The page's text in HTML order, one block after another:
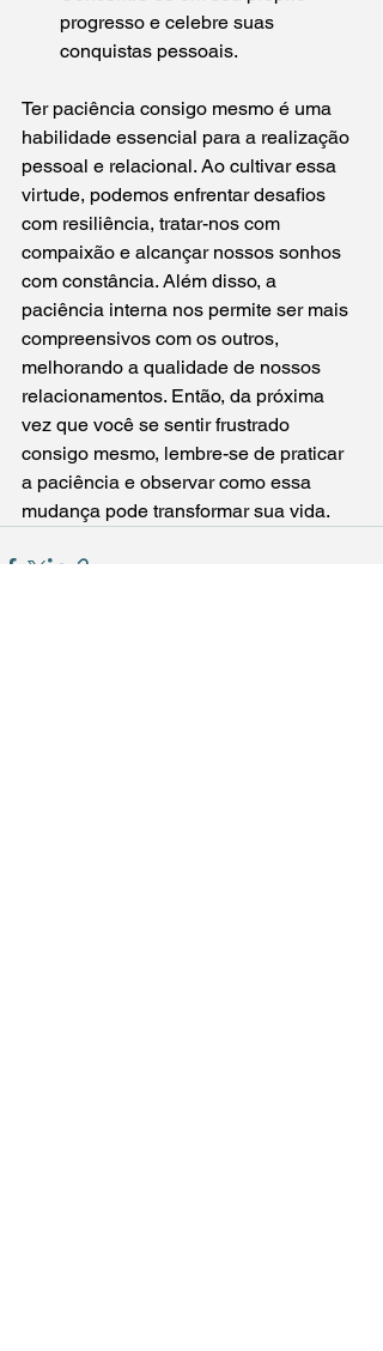
progresso e celebre suas
conquistas pessoais.
Ter paciência consigo mesmo é uma
habilidade essencial para a realização
pessoal e relacional. Ao cultivar essa
virtude, podemos enfrentar desafios
com resiliência, tratar-nos com
compaixão e alcançar nossos sonhos
com constância. Além disso, a
paciência interna nos permite ser mais
compreensivos com os outros,
melhorando a qualidade de nossos
relacionamentos. Então, da próxima
vez que você se sentir frustrado
consigo mesmo, lembre-se de praticar
a paciência e observar como essa
mudança pode transformar sua vida.